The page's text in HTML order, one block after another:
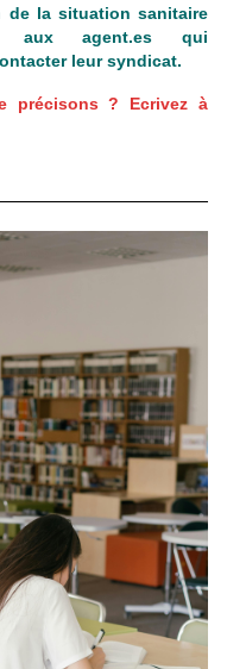
de la situation sanitaire
aux agent.es qui
leur syndicat.
précisons ? Ecrivez à
met à mal la
d’un système
voire à…